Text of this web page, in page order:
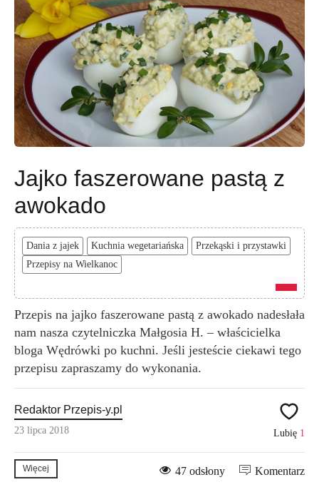
Jajko faszerowane pastą z
awokado
Dania z jajek Kuchnia wegetariańska
Przekąski i przystawki
Przepisy na Wielkanoc
Przepis na jajko faszerowane pastą z awokado nadesłała
nam nasza czytelniczka Małgosia H. – właścicielka
bloga Wędrówki po kuchni. Jeśli jesteście ciekawi tego
przepisu zapraszamy do wykonania.
Redaktor Przepis-y.pl
23 lipca 2018 Lubię 1
Więcej Komentarz
47 odsłony